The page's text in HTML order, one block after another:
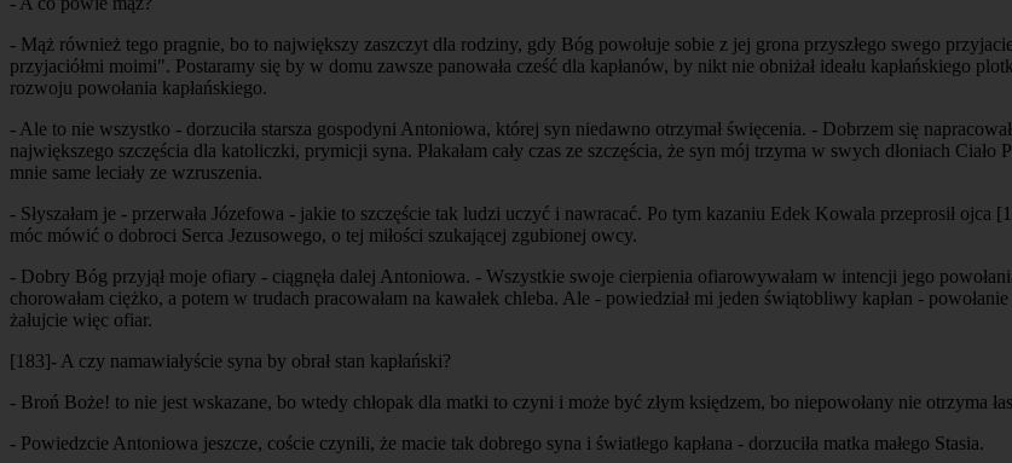
- Mąż również tego pragnie, bo to największy zaszczyt dla rodziny, gdy Bóg powołuje sobie z jej grona przyszłego swego
przyjaciółmi moimi". Postaramy się by w domu zawsze panowała cześć dla kapłanów, by nikt nie obniżał ideału kapłańskiego
rozwoju powołania kapłańskiego.
- Ale to nie wszystko - dorzuciła starsza gospodyni Antoniowa, której syn niedawno otrzymał święcenia. - Dobrzem się
największego szczęścia dla katoliczki, prymicji syna. Płakałam cały czas ze szczęścia, że syn mój trzyma w swych dłoniach
mnie same leciały ze wzruszenia.
- Słyszałam je - przerwała Józefowa - jakie to szczęście tak ludzi uczyć i nawracać. Po tym kazaniu Edek Kowala przeprosił ojca
móc mówić o dobroci Serca Jezusowego, o tej miłości szukającej zgubionej owcy.
- Dobry Bóg przyjął moje ofiary - ciągnęła dalej Antoniowa. - Wszystkie swoje cierpienia ofiarowywałam w intencji jego
chorowałam ciężko, a potem w trudach pracowałam na kawałek chleba. Ale - powiedział mi jeden świątobliwy kapłan -
żałujcie więc ofiar.
[183]- A czy namawiałyście syna by obrał stan kapłański?
- Broń Boże! to nie jest wskazane, bo wtedy chłopak dla matki to czyni i może być złym księdzem, bo niepowołany nie otrzyma
- Powiedzcie Antoniowa jeszcze, coście czynili, że macie tak dobrego syna i światłego kapłana - dorzuciła matka małego Stasia.